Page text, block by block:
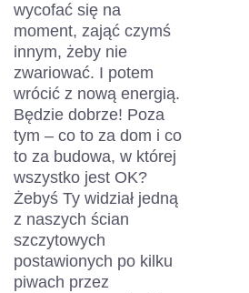
wycofać się na
moment, zająć czymś
innym, żeby nie
zwariować. I potem
wrócić z nową energią.
Będzie dobrze! Poza
tym – co to za dom i co
to za budowa, w której
wszystko jest OK?
Żebyś Ty widział jedną
z naszych ścian
szczytowych
postawionych po kilku
piwach przez